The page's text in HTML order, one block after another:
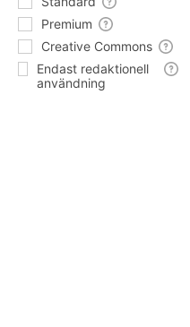
Premium
Creative Commons
Endast redaktionell
användning